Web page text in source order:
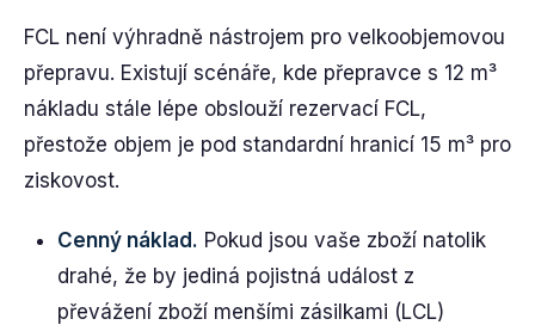
FCL není výhradně nástrojem pro velkoobjemovou
přepravu. Existují scénáře, kde přepravce s 12 m³
nákladu stále lépe obslouží rezervací FCL,
přestože objem je pod standardní hranicí 15 m³ pro
ziskovost.
Cenný náklad. Pokud jsou vaše zboží natolik
drahé, že by jediná pojistná událost z
převážení zboží menšími zásilkami (LCL)